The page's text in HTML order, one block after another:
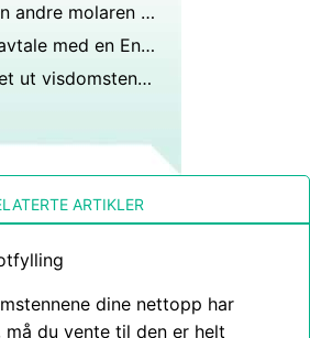
Skal du miste den andre molaren din?
Hva skjer på en avtale med en Endodontist
Når du har trukket ut visdomstennene dine bør holde hodet oppe eller ligge ned?
ARTIKLER
dine nettopp har
du vente til den er helt